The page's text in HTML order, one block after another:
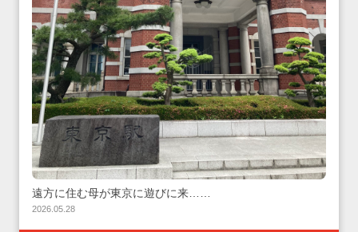
遠方に住む母が東京に遊びに来……
2026.05.28